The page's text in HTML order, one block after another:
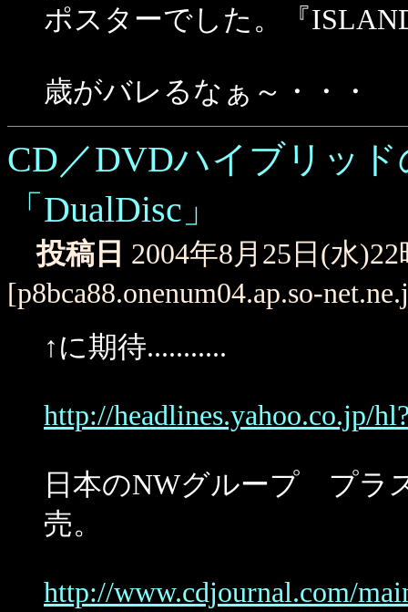
ポスターでした。『
歳がバレるなぁ～・・・
CD／DVDハイブリッ
「DualDisc」
投稿日 2004年8月25日(水
[p8bca88.onenum04.ap.so-
↑に期待...........
http://headlines.yahoo.co.jp/
日本のNWグループ プラ
売。
http://www.cdjournal.com/